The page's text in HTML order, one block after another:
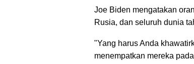
Joe Biden mengatakan
Rusia, dan seluruh dunia
"Yang harus Anda
menempatkan mereka